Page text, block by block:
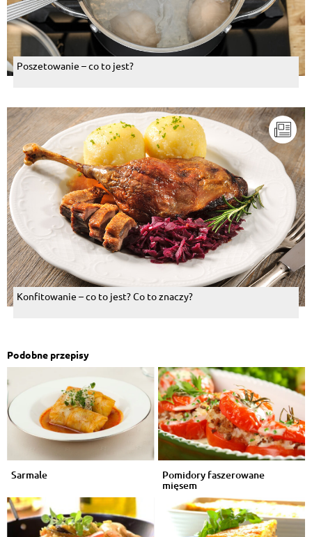
Poszetowanie – co to jest?
Konfitowanie – co to jest? Co to znaczy?
Podobne przepisy
Sarmale Pomidory faszerowane
mięsem